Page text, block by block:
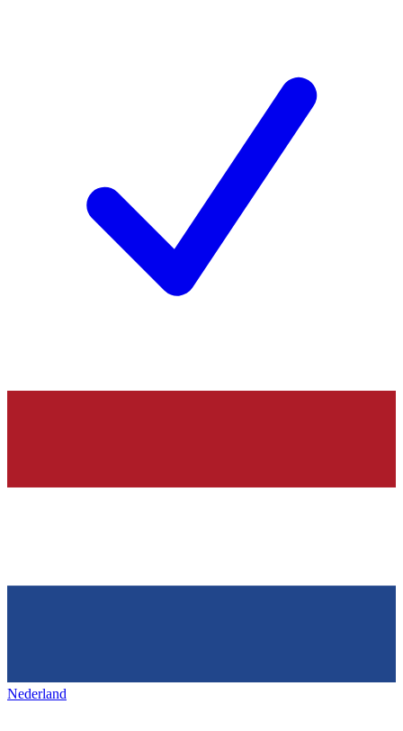
Nederland